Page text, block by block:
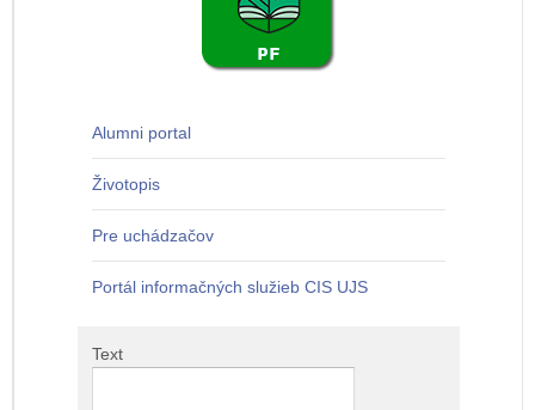
Alumni portal
Životopis
Pre uchádzačov
Portál informačných služieb CIS UJS
Text